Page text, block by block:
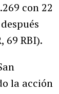
con 22
69 RBI).
la acción